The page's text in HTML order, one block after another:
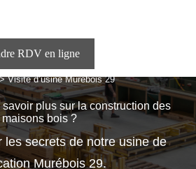
Visite d’usine Murébois 29
plus sur la construction des
maisons bois ?
les secrets de notre usine de
Murébois 29.